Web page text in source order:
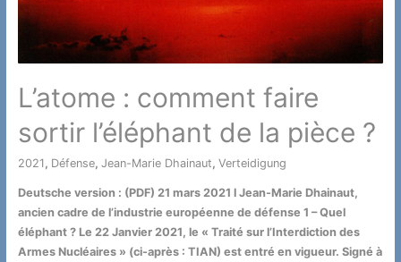
L’atome : comment faire
sortir l’éléphant de la pièce ?
2021 , Défense, Jean-Marie Dhainaut, Verteidigung
Deutsche version : (PDF) 21 mars 2021 l Jean-Marie Dhainaut,
ancien cadre de l’industrie européenne de défense 1 – Quel
éléphant ? Le 22 Janvier 2021, le « Traité sur l’Interdiction des
Armes Nucléaires » (ci-après : TIAN) est entré en vigueur. Signé à